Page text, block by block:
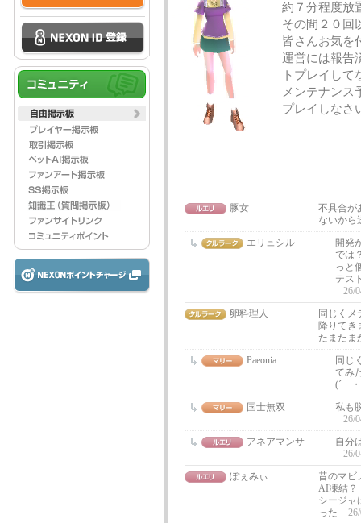
約７分程度放
その間２０回
皆さんお気を
運営には報告
トプレイし
メンテナンス
プレイしなさ
豚女
不具合が
ないから
エリュシル
開発
では
っと
テス
26/
卵料理人
同じくメ
降りてき
たまたま
Paeonia
同じ
てみ
(´
国士無双
私も
26/
アネアマンサ
自分
26/
ぽぇみぃ
昔のマビ
AI凍結？
シージャ
った